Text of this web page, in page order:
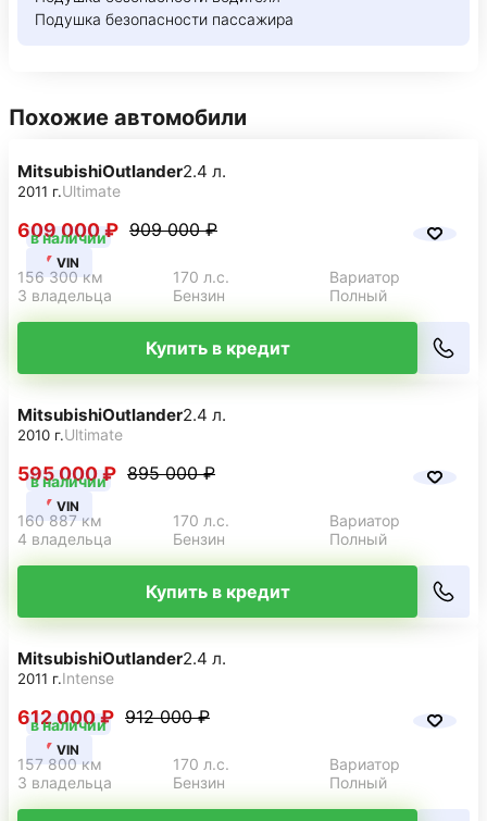
Подушка безопасности пассажира
Похожие автомобили
в наличии
VIN
MitsubishiOutlander2.4 л.
2011 г.Ultimate
609 000 ₽ 909 000 ₽
156 300 км 170 л.с.
Вариатор
3 владельца
Бензин Полный
Купить в кредит
в наличии
VIN
MitsubishiOutlander2.4 л.
2010 г.Ultimate
595 000 ₽ 895 000 ₽
160 887 км 170 л.с.
Вариатор
4 владельца
Бензин Полный
Купить в кредит
в наличии
VIN
MitsubishiOutlander2.4 л.
2011 г.Intense
612 000 ₽ 912 000 ₽
157 800 км 170 л.с.
Вариатор
3 владельца
Бензин Полный